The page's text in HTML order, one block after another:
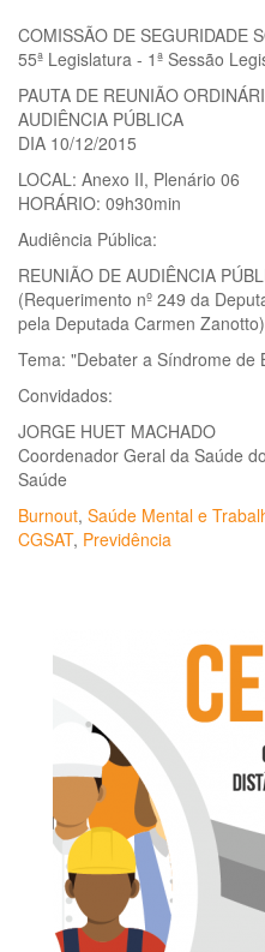
COMISSÃO DE SEGURIDADE
55ª Legislatura - 1ª Sessão
PAUTA DE REUNIÃO
AUDIÊNCIA PÚBLICA
DIA 10/12/2015
LOCAL: Anexo II, Plenário 06
HORÁRIO: 09h30min
Audiência Pública:
REUNIÃO DE AUDIÊNCIA
(Requerimento nº 249 da
pela Deputada Carmen Zanotto)
Tema: "Debater a Síndrome de
Convidados:
JORGE HUET MACHADO
Coordenador Geral da Saúde
Saúde
Burnout, Saúde Mental e
CGSAT, Previdência